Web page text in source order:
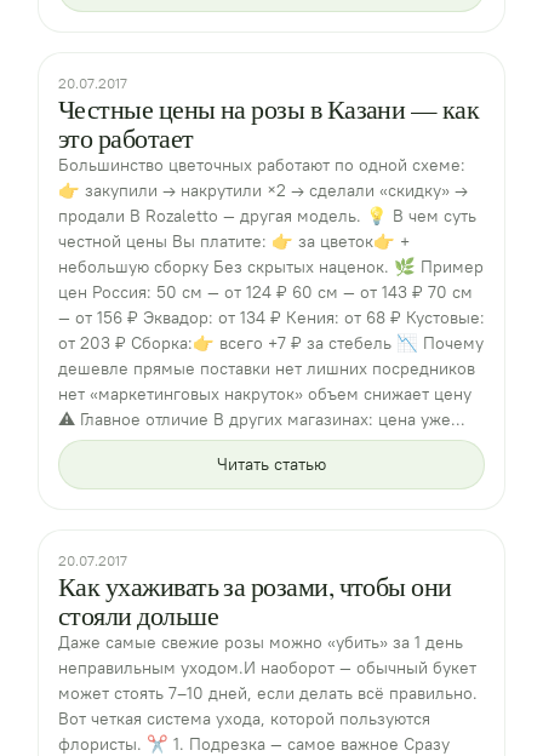
20.07.2017
Честные цены на розы в Казани — как
это работает
Большинство цветочных работают по одной схеме:
👉 закупили → накрутили ×2 → сделали «скидку» →
продали В Rozaletto — другая модель. 💡 В чем суть
честной цены Вы платите: 👉 за цветок👉 +
небольшую сборку Без скрытых наценок. 🌿 Пример
цен Россия: 50 см — от 124 ₽ 60 см — от 143 ₽ 70 см
— от 156 ₽ Эквадор: от 134 ₽ Кения: от 68 ₽ Кустовые:
от 203 ₽ Сборка:👉 всего +7 ₽ за стебель 📉 Почему
дешевле прямые поставки нет лишних посредников
нет «маркетинговых накруток» объем снижает цену
⚠️ Главное отличие В других магазинах: цена уже...
Читать статью
20.07.2017
Как ухаживать за розами, чтобы они
стояли дольше
Даже самые свежие розы можно «убить» за 1 день
неправильным уходом.И наоборот — обычный букет
может стоять 7–10 дней, если делать всё правильно.
Вот четкая система ухода, которой пользуются
флористы. ✂️ 1. Подрезка — самое важное Сразу